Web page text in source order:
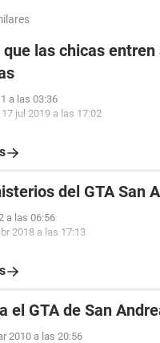
las chicas entren
a las 03:36
17 jul 2019 a las 17:02
del GTA San
a las 06:56
2018 a las 17:13
el GTA de San
2010 a las 20:56